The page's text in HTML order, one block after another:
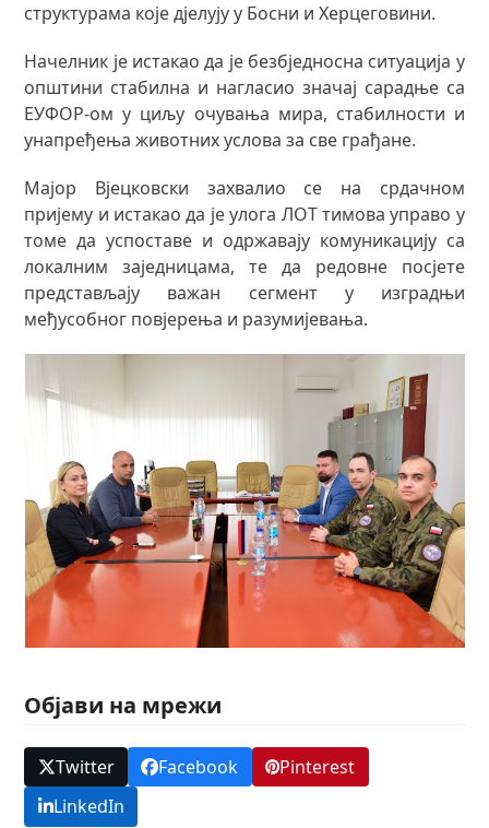
структурама које дјелују у Босни и Херцеговини.
Начелник је истакао да је безбједносна ситуација у
општини стабилна и нагласио значај сарадње са
ЕУФОР-ом у циљу очувања мира, стабилности и
унапређења животних услова за све грађане.
Мајор Вјецковски захвалио се на срдачном
пријему и истакао да је улога ЛОТ тимова управо у
томе да успоставе и одржавају комуникацију са
локалним заједницама, те да редовне посјете
представљају важан сегмент у изградњи
међусобног повјерења и разумијевања.
Објави на мрежи
Twitter Facebook
Pinterest
LinkedIn